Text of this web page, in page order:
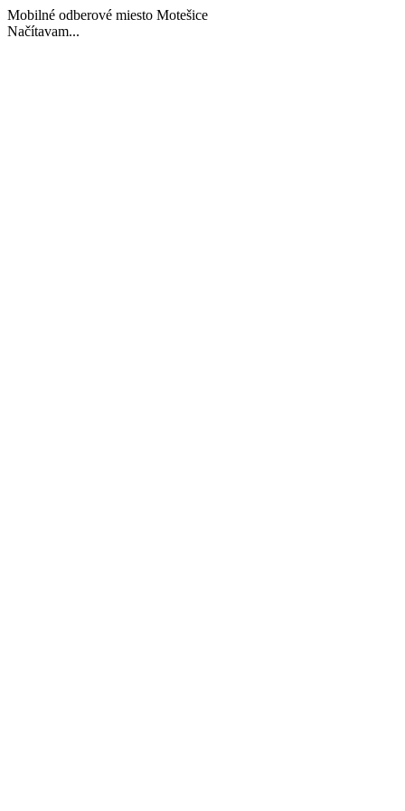
Mobilné odberové miesto Motešice
Načítavam...